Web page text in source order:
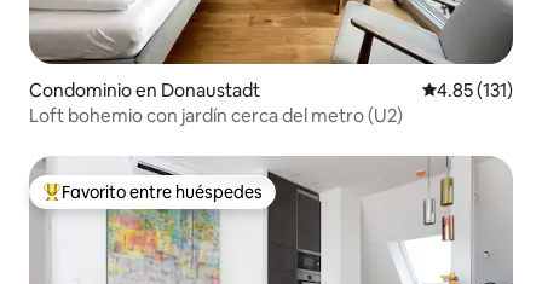
Condominio en Donaustadt Calificación
4.85 (131)
Loft bohemio con jardín cerca del metro (U2)
De los mejores en Favorito entre huéspedes
Favorito entre huéspedes